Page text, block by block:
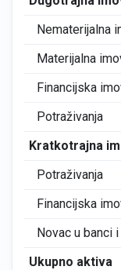
Nematerijalna
Materijalna
Financijska
Potraživanja
Kratkotrajna
Potraživanja
Financijska
Novac u banci
Ukupno aktiva